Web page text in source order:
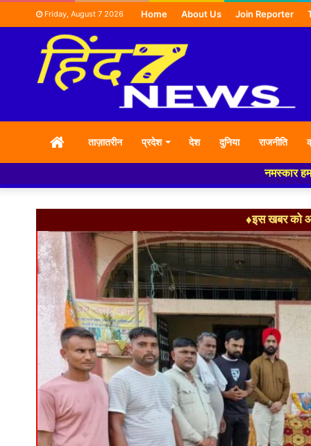
Friday, August 7 2026 Home About Us Join Reporter
HOMEताज़ातरीन प्रदेश देश दुनिया राजनीति
नमस्कार हमारे न्यूज पोर्टल - मे
♦इस खबर को